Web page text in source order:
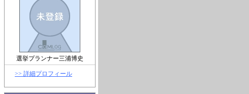
選挙プランナー三浦博史
>> 詳細プロフィール